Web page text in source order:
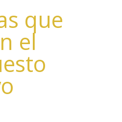
que
el